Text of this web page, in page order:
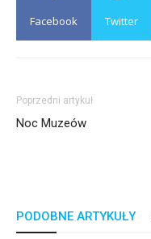
Facebook Twitter
Poprzedni artykuł
Noc Muzeów
PODOBNE ARTYKUŁY